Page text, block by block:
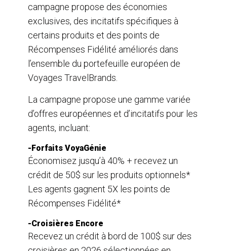
campagne propose des économies
exclusives, des incitatifs spécifiques à
certains produits et des points de
Récompenses Fidélité améliorés dans
l’ensemble du portefeuille européen de
Voyages TravelBrands.
La campagne propose une gamme variée
d’offres européennes et d’incitatifs pour les
agents, incluant:
-Forfaits VoyaGénie
Économisez jusqu’à 40% + recevez un
crédit de 50$ sur les produits optionnels*
Les agents gagnent 5X les points de
Récompenses Fidélité*
-Croisières Encore
Recevez un crédit à bord de 100$ sur des